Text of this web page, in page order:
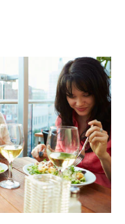
CL (ES)
SUSCRÍBASE